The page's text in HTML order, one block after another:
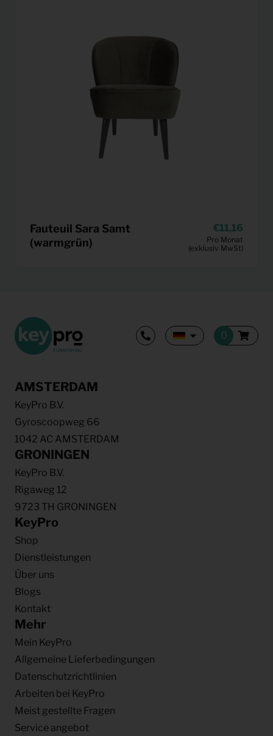
Fauteuil Sara Samt
(warmgrün)
11,16
Pro Monat
(exklusiv MwSt)
AMSTERDAM
KeyPro B.V.
Gyroscoopweg 66
1042 AC AMSTERDAM
GRONINGEN
KeyPro B.V.
Rigaweg 12
9723 TH GRONINGEN
KeyPro
Shop
Dienstleistungen
Über uns
Blogs
Kontakt
Mehr
Mein KeyPro
Allgemeine Lieferbedingungen
Datenschutzrichtlinien
Arbeiten bei KeyPro
Meist gestellte Fragen
Service angebot